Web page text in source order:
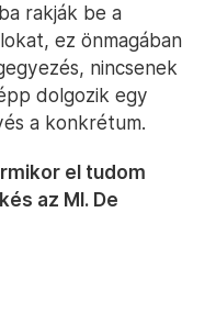
rakják be a
ez önmagában
nincsenek
dolgozik egy
a konkrétum.
el tudom
az MI. De